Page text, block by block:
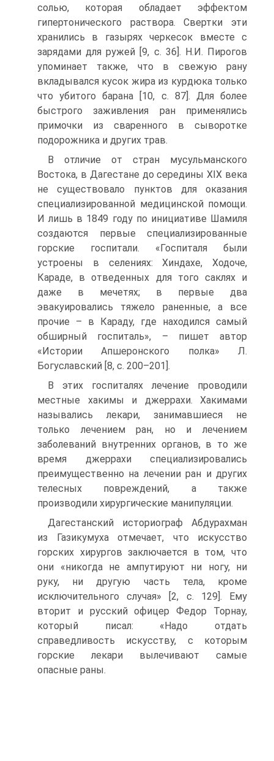
солью, которая обладает эффектом
гипертонического раствора. Свертки эти
хранились в газырях черкесок вместе с
зарядами для ружей [9, c. 36]. Н.И. Пирогов
упоминает также, что в свежую рану
вкладывался кусок жира из курдюка только
что убитого барана [10, c. 87]. Для более
быстрого заживления ран применялись
примочки из сваренного в сыворотке
подорожника и других трав.
В отличие от стран мусульманского
Востока, в Дагестане до середины XIX века
не существовало пунктов для оказания
специализированной медицинской помощи.
И лишь в 1849 году по инициативе Шамиля
создаются первые специализированные
горские госпитали. «Госпиталя были
устроены в селениях: Хиндахе, Ходоче,
Караде, в отведенных для того саклях и
даже в мечетях; в первые два
эвакуировались тяжело раненные, а все
прочие – в Караду, где находился самый
обширный госпиталь», – пишет автор
«Истории Апшеронского полка» Л.
Богуславский [8, c. 200–201].
В этих госпиталях лечение проводили
местные хакимы и джеррахи. Хакимами
назывались лекари, занимавшиеся не
только лечением ран, но и лечением
заболеваний внутренних органов, в то же
время джеррахи специализировались
преимущественно на лечении ран и других
телесных повреждений, а также
производили хирургические манипуляции.
Дагестанский историограф Абдурахман
из Газикумуха отмечает, что искусство
горских хирургов заключается в том, что
они «никогда не ампутируют ни ногу, ни
руку, ни другую часть тела, кроме
исключительного случая» [2, c. 129]. Ему
вторит и русский офицер Федор Торнау,
который писал: «Надо отдать
справедливость искусству, с которым
горские лекари вылечивают самые
опасные раны.